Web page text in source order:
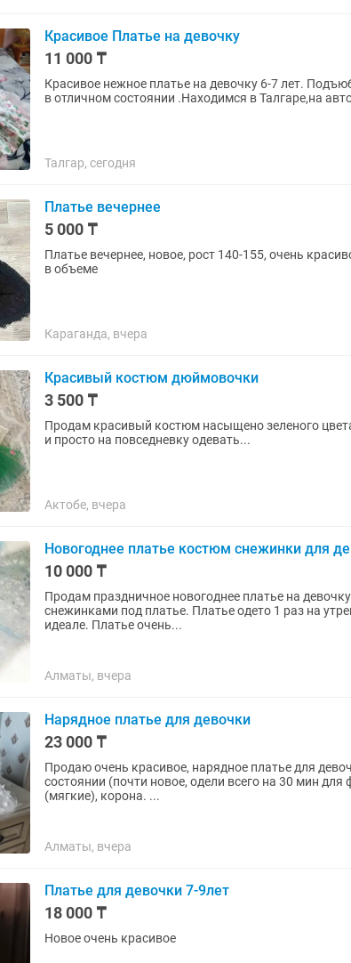
Красивое Платье на девочку
11 000 ₸
Красивое нежное платье на девочку 6-7 лет.
в отличном состоянии .Находимся в Талгаре,на
Талгар, сегодня
Платье вечернее
5 000 ₸
Платье вечернее, новое, рост 140-155, очень
в объеме
Караганда, вчера
Красивый костюм дюймовочки
3 500 ₸
Продам красивый костюм насыщено зеленого
и просто на повседневку одевать...
Актобе, вчера
Новогоднее платье костюм снежинки для
10 000 ₸
Продам праздничное новогоднее платье на
снежинками под платье. Платье одето 1 раз на
идеале. Платье очень...
Алматы, вчера
Нарядное платье для девочки
23 000 ₸
Продаю очень красивое, нарядное платье для
состоянии (почти новое, одели всего на 30 мин
(мягкие), корона. ...
Алматы, вчера
Платье для девочки 7-9лет
18 000 ₸
Новое очень красивое